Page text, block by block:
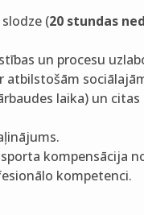
(20 stundas
un procesu
atbilstošām
laika) un
kompensācija
kompetenci.